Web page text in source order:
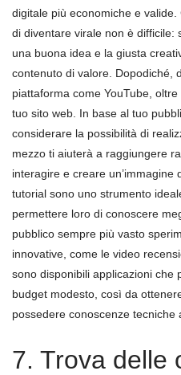
digitale più economiche e
di diventare virale non è difficile:
una buona idea e la giusta
contenuto di valore. Dopodiché,
piattaforma come YouTube,
tuo sito web. In base al tuo
considerare la possibilità di
mezzo ti aiuterà a raggiungere
interagire e creare
tutorial sono uno strumento
permettere loro di conoscere
pubblico sempre più vasto
innovative, come le video
sono disponibili applicazioni che
budget modesto, così da
possedere conoscenze tecniche
7. Trova delle